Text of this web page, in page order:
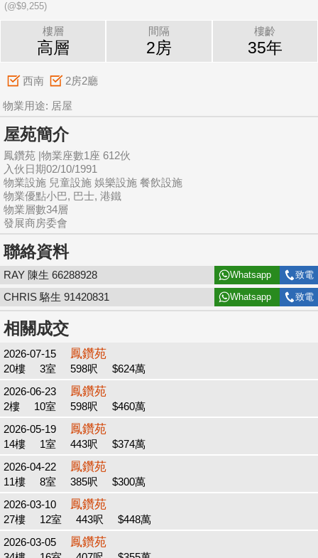
(@$9,255)
樓層
高層
間隔
2房
樓齡
35年
西南 2房2廳
物業用途: 居屋
屋苑簡介
鳳鑽苑 |物業座數1座 612伙
入伙日期02/10/1991
物業設施 兒童設施 娛樂設施 餐飲設施
物業優點小巴, 巴士, 港鐵
物業層數34層
發展商房委會
聯絡資料
RAY 陳生 66288928 Whatsapp 致電
CHRIS 駱生 91420831 Whatsapp 致電
相關成交
2026-07-15 鳳鑽苑
20樓 3室 598呎
$624萬
2026-06-23
鳳鑽苑
2樓 10室 598呎
$460萬
2026-05-19
鳳鑽苑
14樓 1室 443呎
$374萬
2026-04-22
鳳鑽苑
11樓 8室 385呎
$300萬
2026-03-10
鳳鑽苑
27樓 12室 443呎
$448萬
2026-03-05
鳳鑽苑